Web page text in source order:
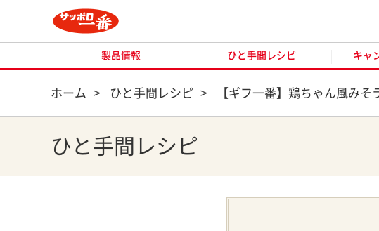
製品情報 ひと手間レシピ キャ
ホーム > ひと手間レシピ > 【ギフ一番】鶏ちゃん風みそ
ひと手間レシピ